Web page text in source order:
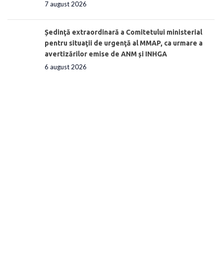
7 august 2026
Ședinţă extraordinară a Comitetului ministerial
pentru situaţii de urgenţă al MMAP, ca urmare a
avertizărilor emise de ANM și INHGA
6 august 2026